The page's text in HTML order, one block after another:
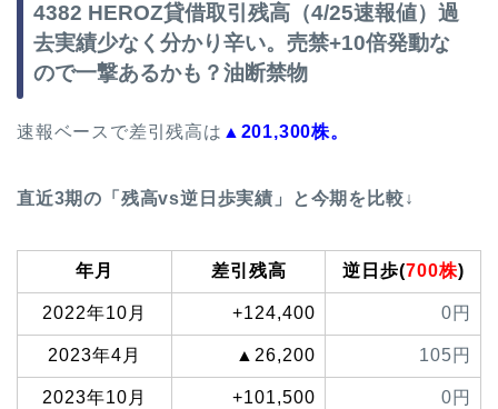
4382 HEROZ貸借取引残高（4/25速報値）過
去実績少なく分かり辛い。売禁+10倍発動な
ので一撃あるかも？油断禁物
速報ベースで差引残高は ▲201,300株。
直近3期の「残高vs逆日歩実績」と今期を比較↓
年月 差引残高 逆日歩(700株)
2022年10月 +124,400 0円
2023年4月 ▲26,200 105円
2023年10月 +101,500 0円